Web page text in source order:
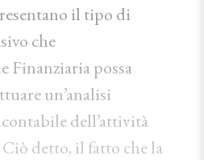
il tipo di
che
Finanziaria possa
un’analisi
dell’attività
detto, il fatto che la